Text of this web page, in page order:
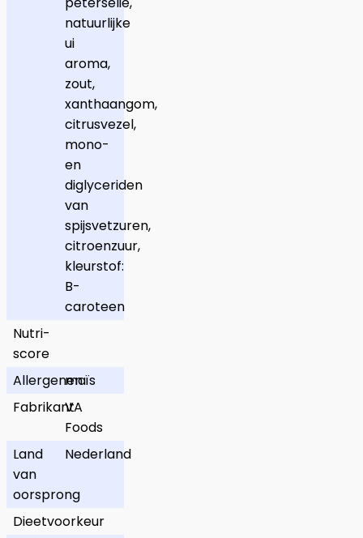
natuurlijke
ui
aroma,
zout,
xanthaangom,
citrusvezel,
mono-
en
diglyceriden
van
spijsvetzuren,
citroenzuur,
kleurstof:
B-
caroteen
Nutri-
score
Allergenen
maïs
FabrikantVA
Foods
Land
van
oorsprong
Nederland
Dieetvoorkeur